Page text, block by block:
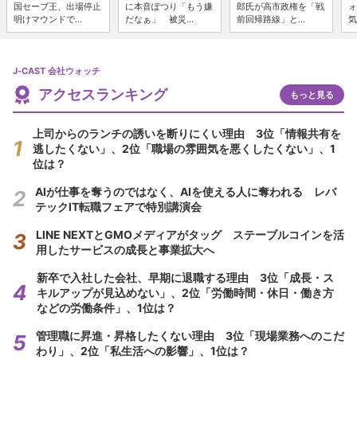
国セーブ王、出場停止
明けマウンドで...
に本音ぽつり「もう嫌
だなぁ」 被災...
郎氏が高市政権を「戦
前回帰路線」と...
J-CAST 会社ウォッチ
アクセスランキング もっと見る
上司からのランチの誘いを断りにくい理由 3位「情報共有を
逃したくない」、2位「職場の雰囲気を悪くしたくない」、1
位は？
AIが仕事を奪うのではなく、AIを使える人に奪われる レバ
テックIT転職フェアで特別講演会
LINE NEXTとGMOメディアがタッグ ステーブルコインを活
用したサービスの成長と事業拡大へ
新卒で入社した会社、早期に退職する理由 3位「成長・ス
キルアップが見込めない」、2位「労働時間・休日・働き方
などの労働条件」、1位は？
管理職に昇進・昇格したくない理由 3位「現場業務へのこだ
わり」、2位「私生活への影響」、1位は？